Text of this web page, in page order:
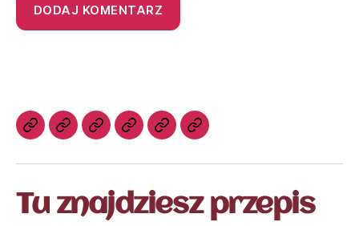
Tu znajdziesz przepis